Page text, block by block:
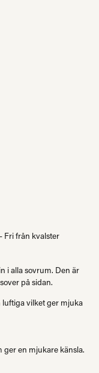
Fri från kvalster
i alla sovrum. Den är
på sidan.
luftiga vilket ger mjuka
en mjukare känsla.